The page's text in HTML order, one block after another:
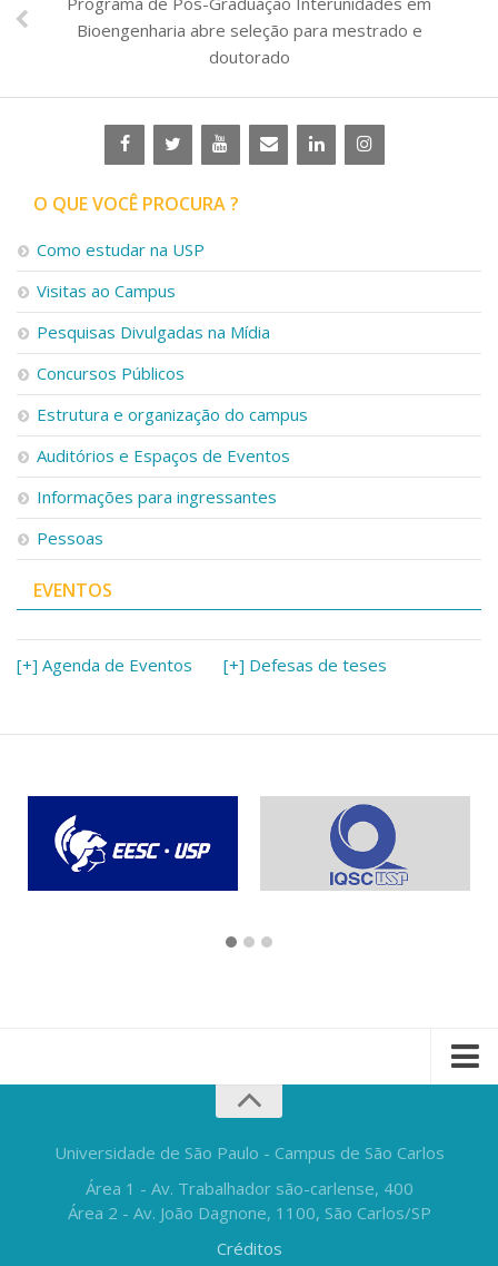
Bioengenharia abre seleção para mestrado e
doutorado
O QUE VOCÊ PROCURA ?
Como estudar na USP
Visitas ao Campus
Pesquisas Divulgadas na Mídia
Concursos Públicos
Estrutura e organização do campus
Auditórios e Espaços de Eventos
Informações para ingressantes
Pessoas
EVENTOS
[+] Agenda de Eventos [+] Defesas de teses
Universidade de São Paulo - Campus de São Carlos
Área 1 - Av. Trabalhador são-carlense, 400
Área 2 - Av. João Dagnone, 1100, São Carlos/SP
Créditos